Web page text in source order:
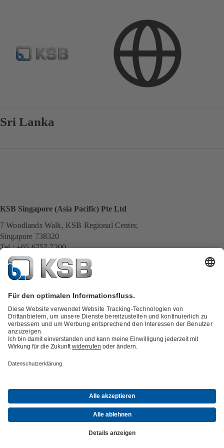
Sri Lanka
KSB Singapore (Asia Pacific) Pte Ltd
7 Woodlands Walk, KSB Regional Center,
Singapore 738320
Tel.: +65 6757 7200
Fax: +65 6852 1420
E-Mail:
siling.lim@ksb.com
Alle KSB-Kontakte
Zurück zur Übersicht